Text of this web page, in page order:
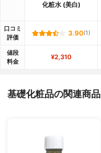
化粧水 (美白)
口コミ
評価
3.90(1)
値段
料金
¥2,310
基礎化粧品の関連商品